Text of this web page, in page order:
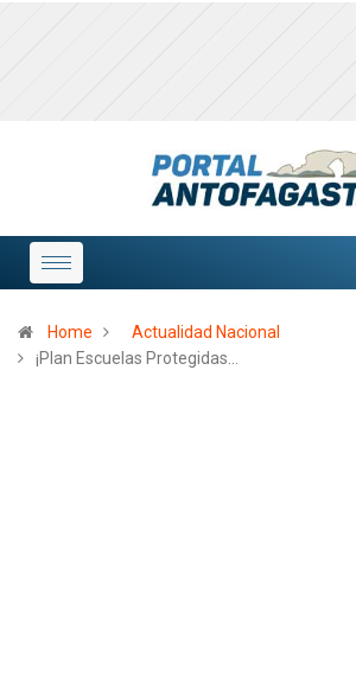
Home
Actualidad Nacional
¡Plan Escuelas Protegidas…